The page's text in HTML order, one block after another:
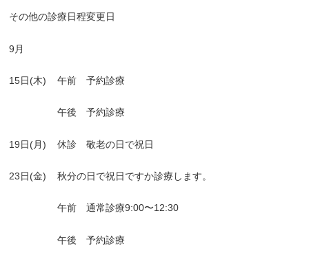
その他の診療日程変更日
9 月
15日(木) 午前 予約診療
午後 予約診療
19日(月) 休診 敬老の日で祝日
23日(金) 秋分の日で祝日ですか診療します。
午前 通常診療9:00〜12:30
午後 予約診療